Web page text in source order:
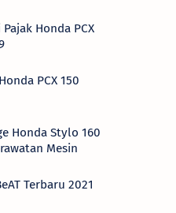
Honda PCX
PCX 150
Honda Stylo 160
Mesin
Terbaru 2021